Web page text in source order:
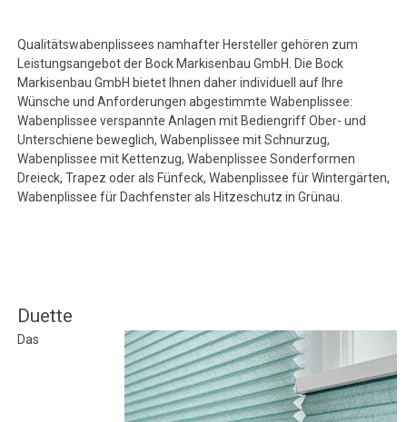
Qualitätswabenplissees namhafter Hersteller gehören zum
Leistungsangebot der Bock Markisenbau GmbH. Die Bock
Markisenbau GmbH bietet Ihnen daher individuell auf Ihre
Wünsche und Anforderungen abgestimmte Wabenplissee:
Wabenplissee verspannte Anlagen mit Bediengriff Ober- und
Unterschiene beweglich, Wabenplissee mit Schnurzug,
Wabenplissee mit Kettenzug, Wabenplissee Sonderformen
Dreieck, Trapez oder als Fünfeck, Wabenplissee für Wintergärten,
Wabenplissee für Dachfenster als Hitzeschutz in Grünau.
Duette
Das